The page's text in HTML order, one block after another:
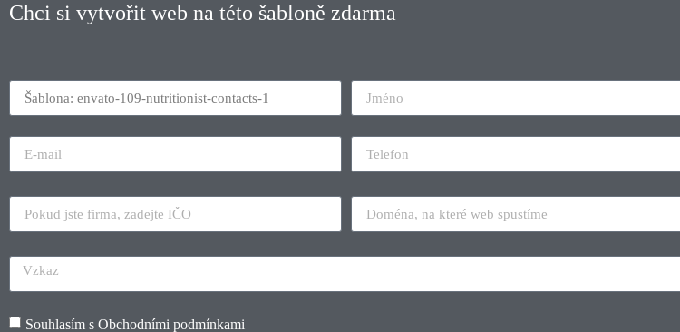
Chci si vytvořit web na této šabloně zdarma
Souhlasím s Obchodními podmínkami